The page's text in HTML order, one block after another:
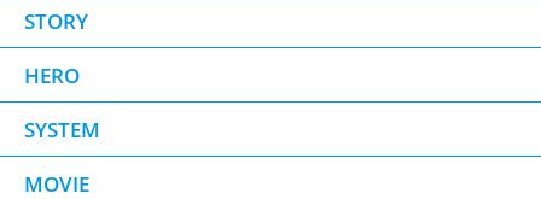
STORY
HERO
SYSTEM
MOVIE